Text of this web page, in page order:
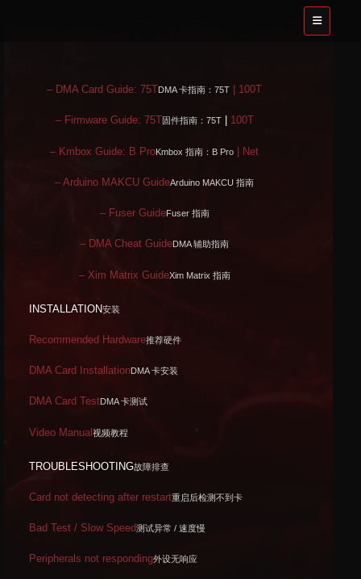
– DMA Card Guide: 75TDMA 卡指南：75T | 100T
– Firmware Guide: 75T 固件指南：75T| 100T
– Kmbox Guide: B ProKmbox 指南：B Pro | Net
– Arduino MAKCU GuideArduino MAKCU 指南
– Fuser GuideFuser 指南
– DMA Cheat GuideDMA 辅助指南
– Xim Matrix GuideXim Matrix 指南
INSTALLATION安装
Recommended Hardware推荐硬件
DMA Card InstallationDMA 卡安装
DMA Card TestDMA 卡测试
Video Manual视频教程
TROUBLESHOOTING故障排查
Card not detecting after restart重启后检测不到卡
Bad Test / Slow Speed测试异常 / 速度慢
Peripherals not responding外设无响应